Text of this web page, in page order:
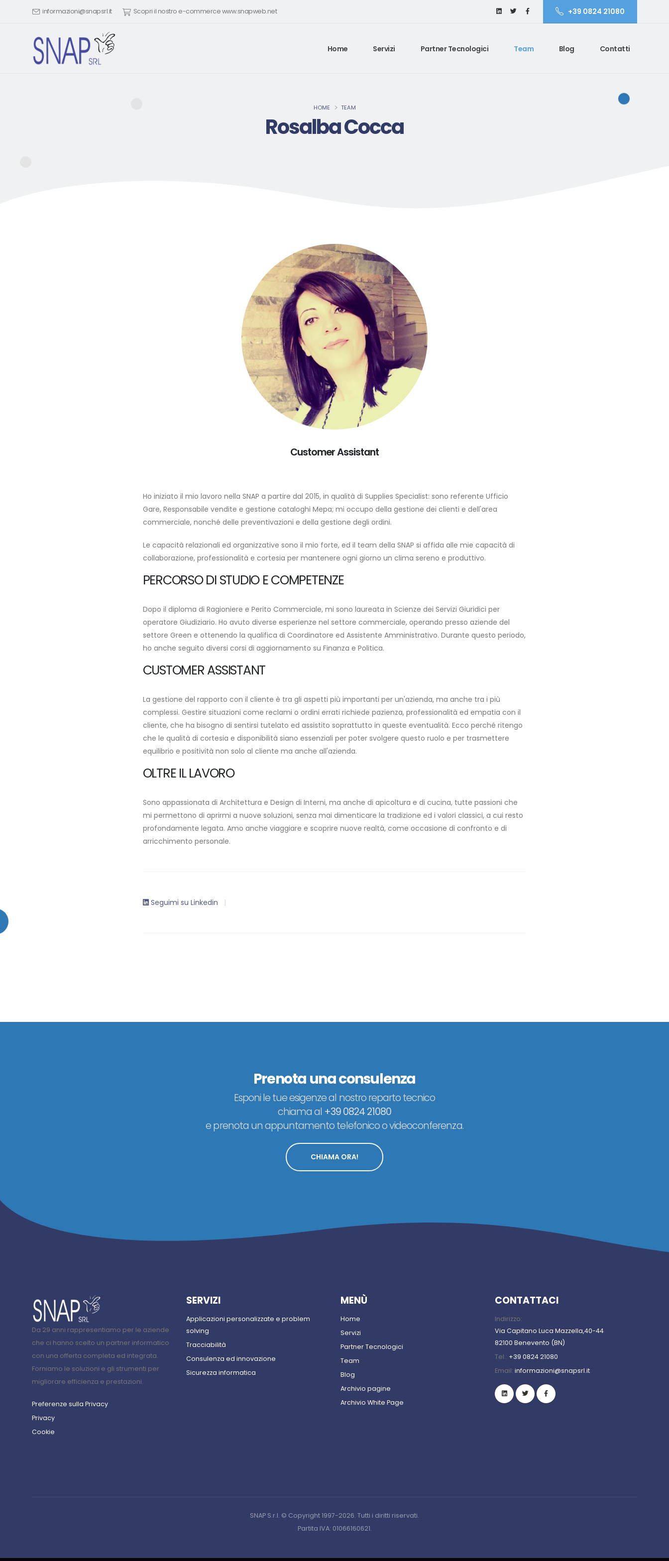
informazioni@snapsrl.it Scopri il nostro e-commerce www.snapweb.net +39 0824 21080
Home Servizi Partner Tecnologici Team Blog Contatti
HOME TEAM
Rosalba Cocca
Customer Assistant
Ho iniziato il mio lavoro nella SNAP a partire dal 2015, in qualità di Supplies Specialist: sono referente Ufficio
Gare, Responsabile vendite e gestione cataloghi Mepa; mi occupo della gestione dei clienti e dell'area
commerciale, nonché delle preventivazioni e della gestione degli ordini.
Le capacità relazionali ed organizzative sono il mio forte, ed il team della SNAP si affida alle mie capacità di
collaborazione, professionalità e cortesia per mantenere ogni giorno un clima sereno e produttivo.
PERCORSO DI STUDIO E COMPETENZE
Dopo il diploma di Ragioniere e Perito Commerciale, mi sono laureata in Scienze dei Servizi Giuridici per
operatore Giudiziario. Ho avuto diverse esperienze nel settore commerciale, operando presso aziende del
settore Green e ottenendo la qualifica di Coordinatore ed Assistente Amministrativo. Durante questo periodo,
ho anche seguito diversi corsi di aggiornamento su Finanza e Politica.
CUSTOMER ASSISTANT
La gestione del rapporto con il cliente è tra gli aspetti più importanti per un'azienda, ma anche tra i più
complessi. Gestire situazioni come reclami o ordini errati richiede pazienza, professionalità ed empatia con il
cliente, che ha bisogno di sentirsi tutelato ed assistito soprattutto in queste eventualità. Ecco perché ritengo
che le qualità di cortesia e disponibilità siano essenziali per poter svolgere questo ruolo e per trasmettere
equilibrio e positività non solo al cliente ma anche all'azienda.
OLTRE IL LAVORO
Sono appassionata di Architettura e Design di Interni, ma anche di apicoltura e di cucina, tutte passioni che
mi permettono di aprirmi a nuove soluzioni, senza mai dimenticare la tradizione ed i valori classici, a cui resto
profondamente legata. Amo anche viaggiare e scoprire nuove realtà, come occasione di confronto e di
arricchimento personale.
Seguimi su Linkedin |
Prenota una consulenza
Esponi le tue esigenze al nostro reparto tecnico
chiama al +39 0824 21080
e prenota un appuntamento telefonico o videoconferenza.
CHIAMA ORA!
Da 29 anni rappresentiamo per le aziende
che ci hanno scelto un partner informatico
con una offerta completa ed integrata.
Forniamo le soluzioni e gli strumenti per
migliorare efficienza e prestazioni.
Preferenze sulla Privacy
Privacy
Cookie
SERVIZI
Applicazioni personalizzate e problem
solving
Tracciabilità
Consulenza ed innovazione
Sicurezza informatica
MENÙ
Home
Servizi
Partner Tecnologici
Team
Blog
Archivio pagine
Archivio White Page
CONTATTACI
Indirizzo:
Via Capitano Luca Mazzella,40-44
82100 Benevento (BN)
Tel.: +39 0824 21080
Email: informazioni@snapsrl.it
SNAP S.r.l. © Copyright 1997-2026. Tutti i diritti riservati.
Partita IVA: 01066160621.